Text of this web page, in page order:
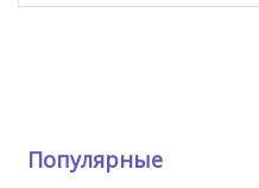
Популярные